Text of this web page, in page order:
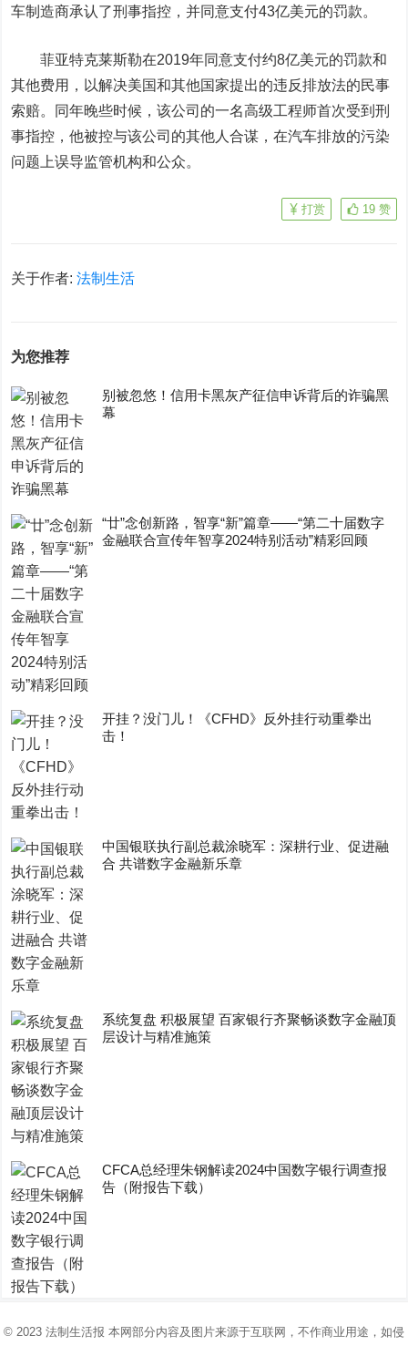
车制造商承认了刑事指控，并同意支付43亿美元的罚款。
菲亚特克莱斯勒在2019年同意支付约8亿美元的罚款和
其他费用，以解决美国和其他国家提出的违反排放法的民事
索赔。同年晚些时候，该公司的一名高级工程师首次受到刑
事指控，他被控与该公司的其他人合谋，在汽车排放的污染
问题上误导监管机构和公众。
19 赞
打赏
关于作者:法制生活
为您推荐
别被忽悠！信用卡黑灰产征信申诉背后的诈骗黑
幕
“廿”念创新路，智享“新”篇章——“第二十届数字
金融联合宣传年智享2024特别活动”精彩回顾
开挂？没门儿！《CFHD》反外挂行动重拳出
击！
中国银联执行副总裁涂晓军：深耕行业、促进融
合 共谱数字金融新乐章
系统复盘 积极展望 百家银行齐聚畅谈数字金融顶
层设计与精准施策
CFCA总经理朱钢解读2024中国数字银行调查报
告（附报告下载）
© 2023 法制生活报 本网部分内容及图片来源于互联网，不作商业用途，如侵